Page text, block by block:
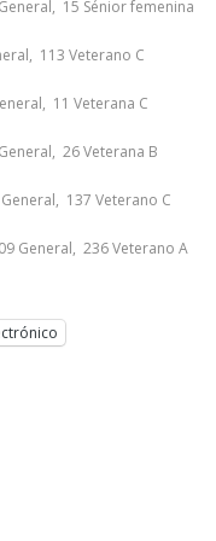
15 Sénior femenina
113 Veterano C
11 Veterana C
26 Veterana B
137 Veterano C
General, 236 Veterano A